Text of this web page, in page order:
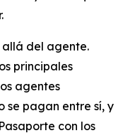
del agente.
principales
agentes
se pagan entre sí, y
con los